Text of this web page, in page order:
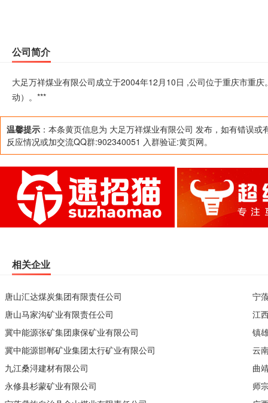
公司简介
大足万祥煤业有限公司成立于2004年12月10日 ,公司位于重庆市重
动）。***
温馨提示 ：本条黄页信息为 大足万祥煤业有限公司 发布，如有错误或
反应情况或加交流QQ群:902340051 入群验证:黄页网。
相关企业
唐山汇达煤炭集团有限责任公司
唐山马家沟矿业有限责任公司
冀中能源张矿集团康保矿业有限公司
冀中能源邯郸矿业集团太行矿业有限公司
九江桑浔建材有限公司
永修县杉蒙矿业有限公司
宁
江
镇
云
曲
师